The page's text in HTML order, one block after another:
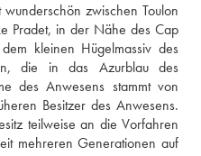
zwischen Toulon
Pradet, in der Nähe des Cap
kleinen Hügelmassiv des
die in das Azurblau des
des Anwesens stammt von
Besitzer des Anwesens.
teilweise an die Vorfahren
mehreren Generationen auf